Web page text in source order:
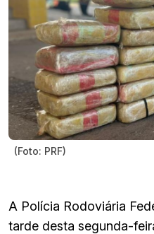
(Foto: PRF)
A Polícia Rodoviária
tarde desta segunda-